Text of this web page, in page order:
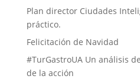
Plan director Ciudades
práctico.
Felicitación de Navidad
#TurGastroUA Un análisis
de la acción